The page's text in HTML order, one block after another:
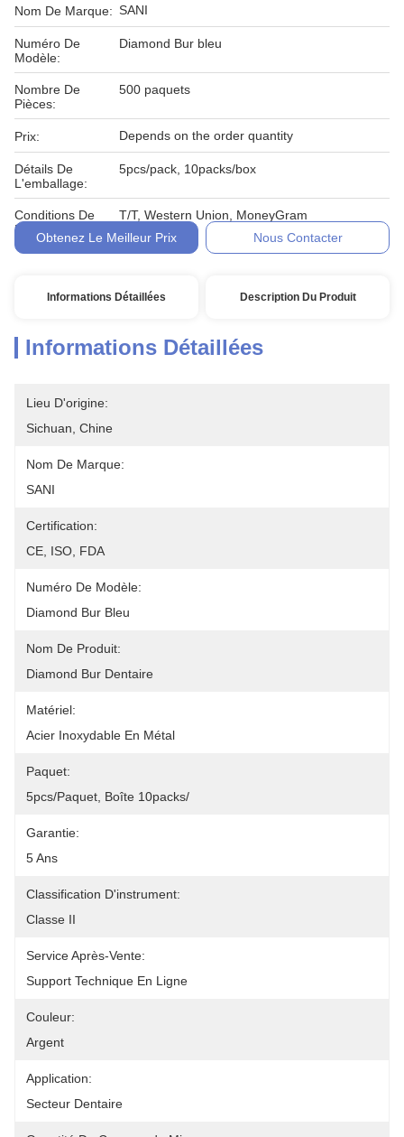
Nom De Marque: SANI
Numéro De
Modèle:
Diamond Bur bleu
Nombre De
Pièces:
500 paquets
Prix: Depends on the order quantity
Détails De
L'emballage:
5pcs/pack, 10packs/box
Conditions De
Paiement:
T/T, Western Union, MoneyGram
Obtenez Le Meilleur Prix
Nous Contacter
Informations Détaillées Description Du Produit
Informations Détaillées
Lieu D'origine:
Sichuan, Chine
Nom De Marque:
SANI
Certification:
CE, ISO, FDA
Numéro De Modèle:
Diamond Bur Bleu
Nom De Produit:
Diamond Bur Dentaire
Matériel:
Acier Inoxydable En Métal
Paquet:
5pcs/paquet, Boîte 10packs/
Garantie:
5 Ans
Classification D'instrument:
Classe II
Service Après-Vente:
Support Technique En Ligne
Couleur:
Argent
Application:
Secteur Dentaire